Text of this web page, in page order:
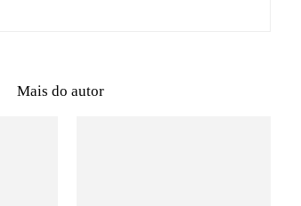
Mais do autor